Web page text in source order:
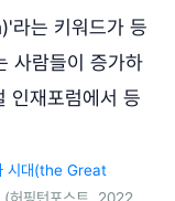
는 키워드가 등
사람들이 증가하
인재포럼에서 등
시대(the Great
(허핑턴포스트, 2022.